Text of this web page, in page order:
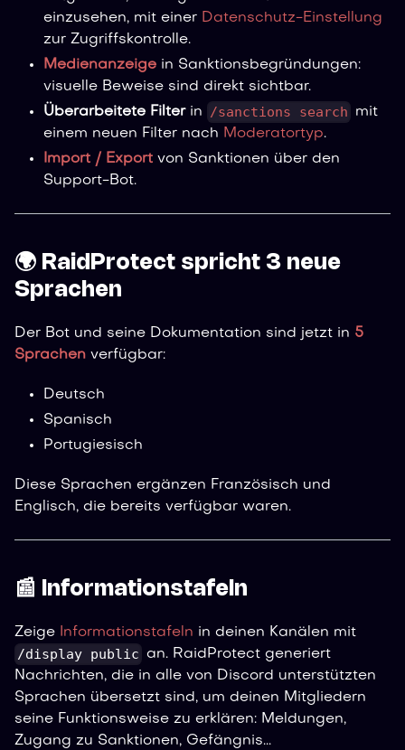
einzusehen, mit einer Datenschutz-Einstellung
zur Zugriffskontrolle.
Medienanzeige in Sanktionsbegründungen:
visuelle Beweise sind direkt sichtbar.
Überarbeitete Filterin /sanctions search
mit
einem neuen Filter nach Moderatortyp.
Import / Export von Sanktionen über den
Support-Bot.
🌍 RaidProtect spricht 3 neue
Sprachen
Der Bot und seine Dokumentation sind jetzt in 5
Sprachen verfügbar:
Deutsch
Spanisch
Portugiesisch
Diese Sprachen ergänzen Französisch und
Englisch, die bereits verfügbar waren.
📰 Informationstafeln
Zeige Informationstafeln in deinen Kanälen mit
/display public
an. RaidProtect generiert
Nachrichten, die in alle von Discord unterstützten
Sprachen übersetzt sind, um deinen Mitgliedern
seine Funktionsweise zu erklären: Meldungen,
Zugang zu Sanktionen, Gefängnis...